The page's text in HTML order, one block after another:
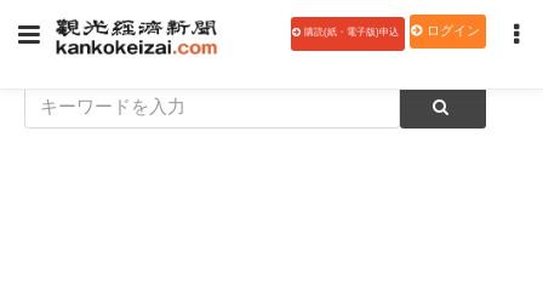
購読(紙・電子版)申込 ログイン